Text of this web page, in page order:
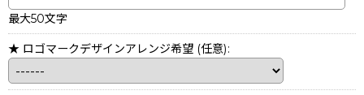
最大50文字
★ ロゴマークデザインアレンジ希望 (任意):